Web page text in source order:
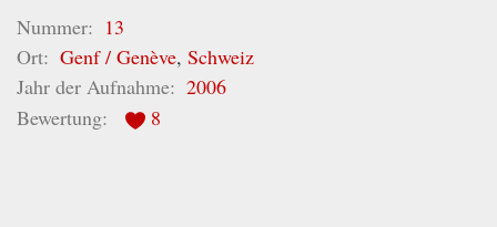
Nummer
13
Ort
Genf / Genève,Schweiz
Jahr der Aufnahme
2006
Bewertung
8